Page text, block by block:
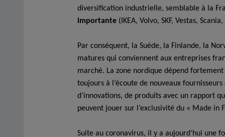
diversification industrielle, semblable à la
importante (IKEA, Volvo, SKF, Vestas,
Par conséquent, la Suède, la Finlande, la
matures qui conviennent aux entreprises
marché. La zone nordique dépend
toujours à l’écoute de nouveaux
d’innovations, de produits avec un rapport
peuvent jouer sur l’exclusivité du « Made in
Suite au coronavirus, il y a aujourd’hui une